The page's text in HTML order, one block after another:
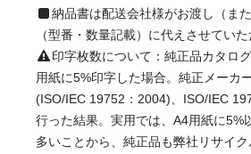
納品書は配送会社様がお渡し（ま
（型番・数量記載）に代えさせていた
印字枚数について：純正品カタロ
用紙に5%印字した場合。純正メーカ
(ISO/IEC 19752：2004)、ISO/IEC
行った結果。実用では、A4用紙に5%
多いことから、純正品も弊社リサイ